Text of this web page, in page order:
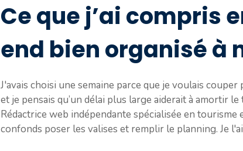
Ce que j’ai compris
end bien organisé à
J'avais choisi une semaine parce que je voulais
et je pensais qu’un délai plus large aiderait à amortir
Rédactrice web indépendante spécialisée en
confonds poser les valises et remplir le planning. Je